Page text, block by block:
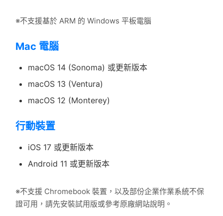
※不支援基於 ARM 的 Windows 平板電腦
Mac 電腦
macOS 14 (Sonoma) 或更新版本
macOS 13 (Ventura)
macOS 12 (Monterey)
行動裝置
iOS 17 或更新版本
Android 11 或更新版本
※不支援 Chromebook 裝置，以及部份企業作業系統不保
證可用，請先安裝試用版或參考原廠網站說明。